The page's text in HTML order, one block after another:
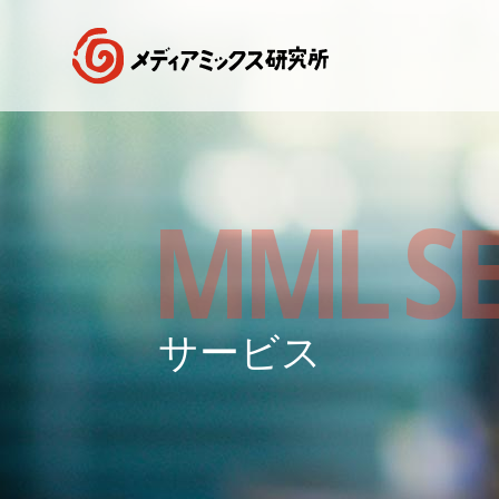
MML
サービス